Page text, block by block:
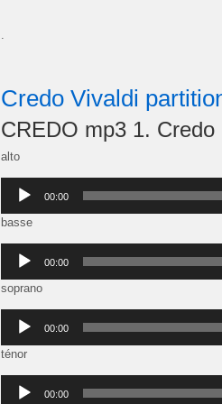
.
Credo Vivaldi
CREDO mp3 1. Credo
alto
Lecteur
audio
00:00
basse
Lecteur
audio
00:00
soprano
Lecteur
audio
00:00
ténor
Lecteur
audio
00:00